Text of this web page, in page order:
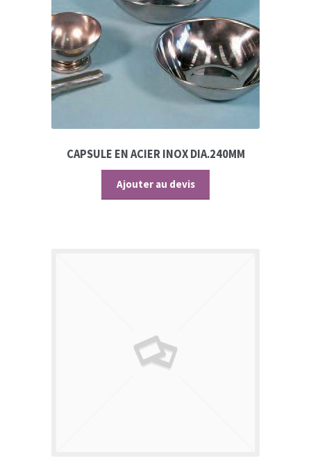
CAPSULE EN ACIER INOX DIA.240MM
Ajouter au devis